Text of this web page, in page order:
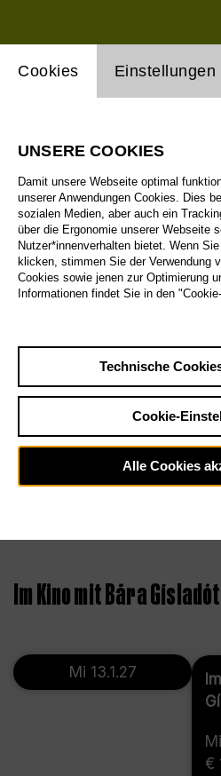
Im Kino mit Bára
Mi 13.1.27
€
Einstellung Website Cookie
Cookies Einstellungen
UNSERE COOKIES
Damit unsere Webseite optimal
unserer Anwendungen Cookies. Dies
sozialen Medien, aber auch ein
über die Ergonomie unserer Webseite
Nutzer*innenverhalten bietet. Wenn
klicken, stimmen Sie der Verwendung
Cookies sowie jenen zur Optimierung
Informationen findet Sie in den
Technische
Cookie-
Alle Cookies